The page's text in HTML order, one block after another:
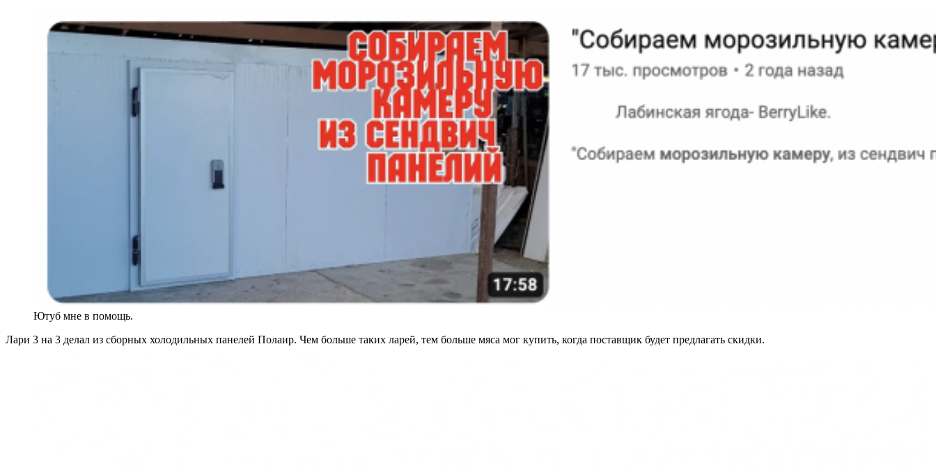
Ютуб мне в помощь.
Лари 3 на 3 делал из сборных холодильных панелей Полаир. Чем больше таких ларей, тем больше мяса мог купить, когда поставщик будет предлагать скидки.